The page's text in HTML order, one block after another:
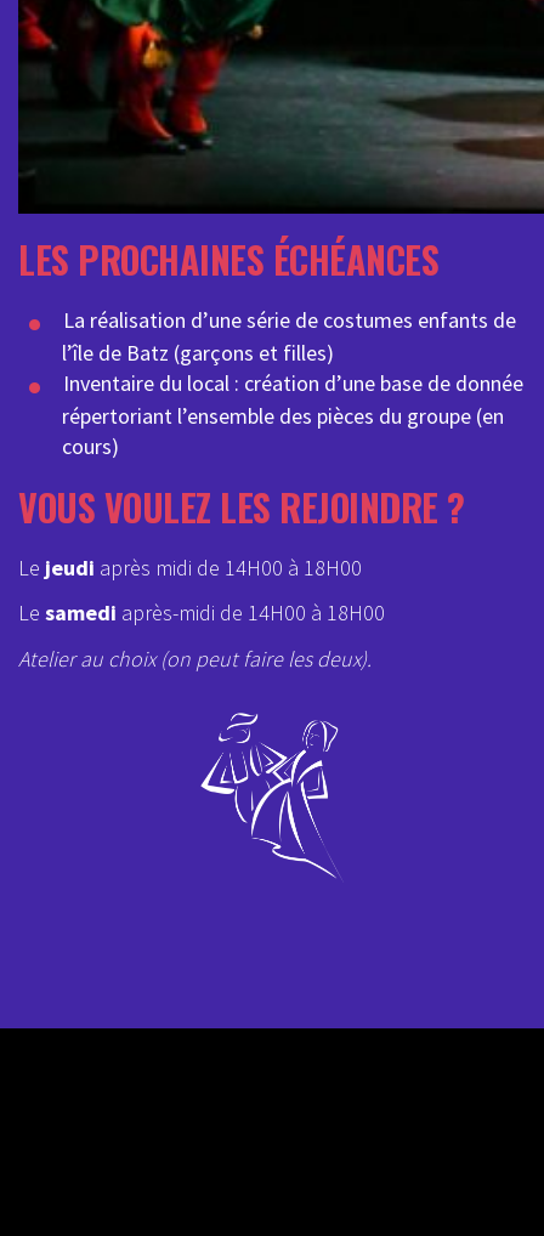
LES PROCHAINES ÉCHÉANCES
La réalisation d’une série de costumes enfants de
l’île de Batz (garçons et filles)
Inventaire du local : création d’une base de donnée
répertoriant l’ensemble des pièces du groupe (en
cours)
VOUS VOULEZ LES REJOINDRE ?
Le jeudi après midi de 14H00 à 18H00
Le samedi après-midi de 14H00 à 18H00
Atelier au choix (on peut faire les deux).